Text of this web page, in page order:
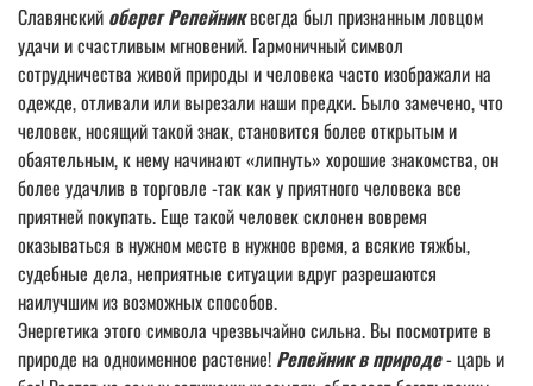
Славянский оберег Репейниквсегда был признанным ловцом
удачи и счастливым мгновений. Гармоничный символ
сотрудничества живой природы и человека часто изображали на
одежде, отливали или вырезали наши предки. Было замечено, что
человек, носящий такой знак, становится более открытым и
обаятельным, к нему начинают «липнуть» хорошие знакомства, он
более удачлив в торговле -так как у приятного человека все
приятней покупать. Еще такой человек склонен вовремя
оказываться в нужном месте в нужное время, а всякие тяжбы,
судебные дела, неприятные ситуации вдруг разрешаются
наилучшим из возможных способов.
Энергетика этого символа чрезвычайно сильна. Вы посмотрите в
природе на одноименное растение! Репейник в природе- царь и